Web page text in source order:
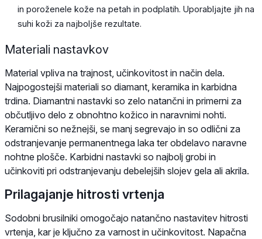
in poroženele kože na petah in podplatih. Uporabljajte jih na
suhi koži za najboljše rezultate.
Materiali nastavkov
Material vpliva na trajnost, učinkovitost in način dela.
Najpogostejši materiali so diamant, keramika in karbidna
trdina. Diamantni nastavki so zelo natančni in primerni za
občutljivo delo z obnohtno kožico in naravnimi nohti.
Keramični so nežnejši, se manj segrevajo in so odlični za
odstranjevanje permanentnega laka ter obdelavo naravne
nohtne plošče. Karbidni nastavki so najbolj grobi in
učinkoviti pri odstranjevanju debelejših slojev gela ali akrila.
Prilagajanje hitrosti vrtenja
Sodobni brusilniki omogočajo natančno nastavitev hitrosti
vrtenja, kar je ključno za varnost in učinkovitost. Napačna